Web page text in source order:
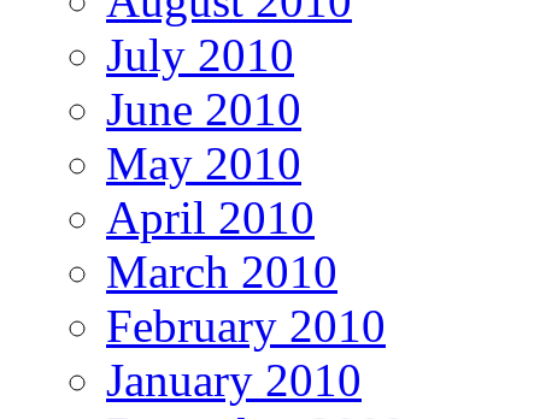
July 2010
June 2010
May 2010
April 2010
March 2010
February 2010
January 2010